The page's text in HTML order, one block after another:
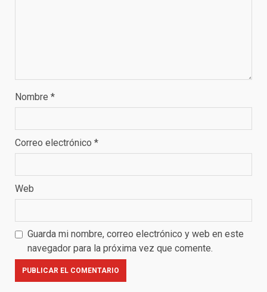
Nombre *
Correo electrónico *
Web
Guarda mi nombre, correo electrónico y web en este
navegador para la próxima vez que comente.